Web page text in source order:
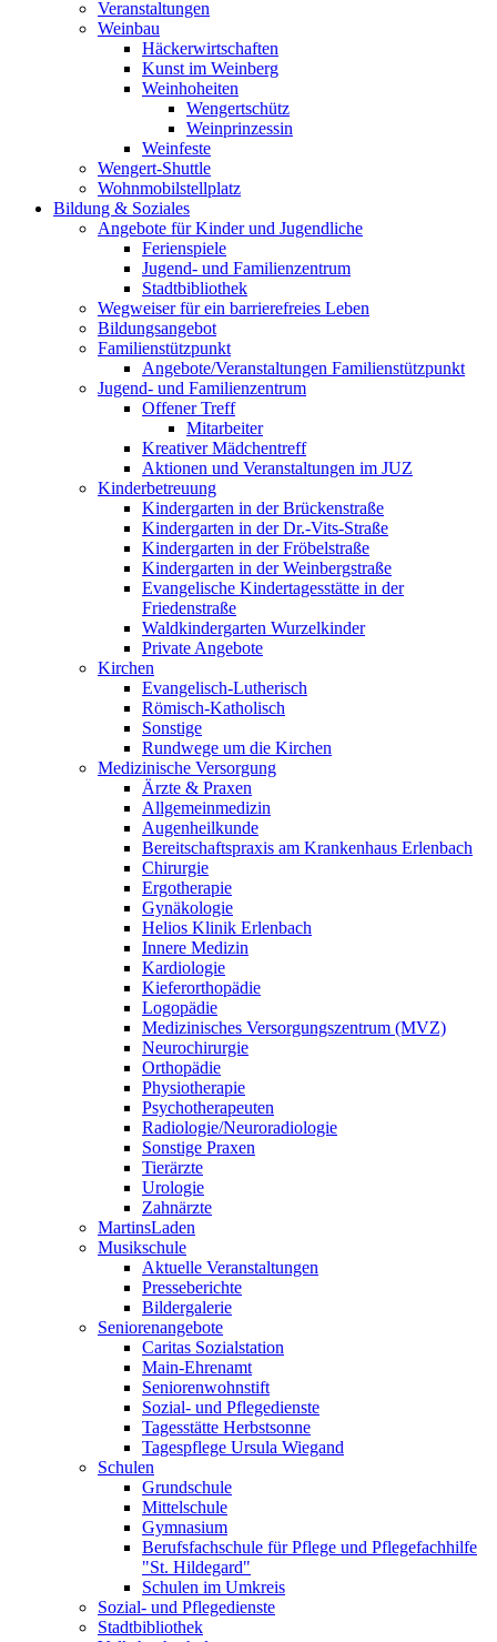
Veranstaltungen
Weinbau
Häckerwirtschaften
Kunst im Weinberg
Weinhoheiten
Wengertschütz
Weinprinzessin
Weinfeste
Wengert-Shuttle
Wohnmobilstellplatz
Bildung & Soziales
Angebote für Kinder und Jugendliche
Ferienspiele
Jugend- und Familienzentrum
Stadtbibliothek
Wegweiser für ein barrierefreies Leben
Bildungsangebot
Familienstützpunkt
Angebote/Veranstaltungen Familienstützpunkt
Jugend- und Familienzentrum
Offener Treff
Mitarbeiter
Kreativer Mädchentreff
Aktionen und Veranstaltungen im JUZ
Kinderbetreuung
Kindergarten in der Brückenstraße
Kindergarten in der Dr.-Vits-Straße
Kindergarten in der Fröbelstraße
Kindergarten in der Weinbergstraße
Evangelische Kindertagesstätte in der
Friedenstraße
Waldkindergarten Wurzelkinder
Private Angebote
Kirchen
Evangelisch-Lutherisch
Römisch-Katholisch
Sonstige
Rundwege um die Kirchen
Medizinische Versorgung
Ärzte & Praxen
Allgemeinmedizin
Augenheilkunde
Bereitschaftspraxis am Krankenhaus Erlenbach
Chirurgie
Ergotherapie
Gynäkologie
Helios Klinik Erlenbach
Innere Medizin
Kardiologie
Kieferorthopädie
Logopädie
Medizinisches Versorgungszentrum (MVZ)
Neurochirurgie
Orthopädie
Physiotherapie
Psychotherapeuten
Radiologie/Neuroradiologie
Sonstige Praxen
Tierärzte
Urologie
Zahnärzte
MartinsLaden
Musikschule
Aktuelle Veranstaltungen
Presseberichte
Bildergalerie
Seniorenangebote
Caritas Sozialstation
Main-Ehrenamt
Seniorenwohnstift
Sozial- und Pflegedienste
Tagesstätte Herbstsonne
Tagespflege Ursula Wiegand
Schulen
Grundschule
Mittelschule
Gymnasium
Berufsfachschule für Pflege und Pflegefachhilfe
"St. Hildegard"
Schulen im Umkreis
Sozial- und Pflegedienste
Stadtbibliothek